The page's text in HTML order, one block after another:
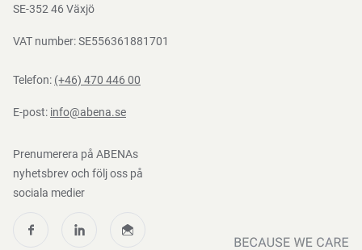
SE-352 46 Växjö
VAT number: SE556361881701
Telefon: (+46) 470 446 00
E-post: info@abena.se
Prenumerera på ABENAs
nyhetsbrev och följ oss på
sociala medier